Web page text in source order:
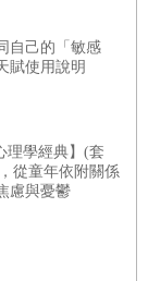
身體不靈活
都冒出來了，
人還歡天喜地
老年人卻很正
如果你身邊有
別恐懼死亡，
自己的「敏感
賦使用說明
理學經典】(套
從童年依附關係
慮與憂鬱